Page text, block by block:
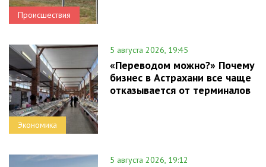
Происшествия
Экономика
5 августа 2026, 19:45
«Переводом можно?» Почему
бизнес в Астрахани все чаще
отказывается от терминалов
5 августа 2026, 19:12